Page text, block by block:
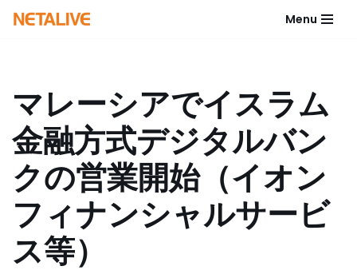
ン
へ
ス
キ
ッ
Menu
マレーシアでイスラム
金融方式デジタルバン
クの営業開始（イオン
フィナンシャルサービ
ス等）